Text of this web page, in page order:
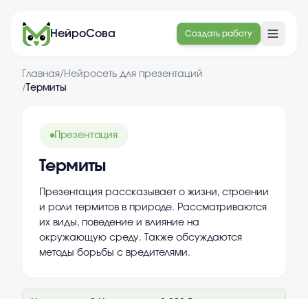
НейроСова Создать работу
Главная/ Нейросеть для презентаций
/ Термиты
Презентация
Термиты
Презентация рассказывает о жизни, строении
и роли термитов в природе. Рассматриваются
их виды, поведение и влияние на
окружающую среду. Также обсуждаются
методы борьбы с вредителями.